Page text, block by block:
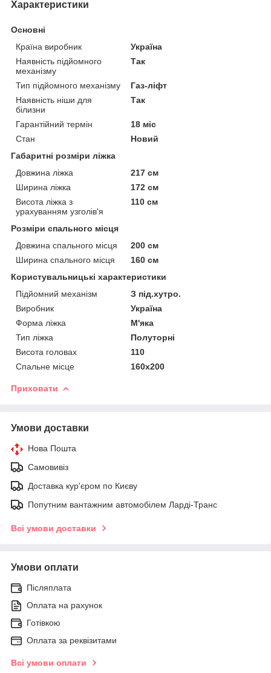
Характеристики
Основні
Країна виробник
Україна
Наявність підйомного
механізму
Так
Тип підйомного механізму
Газ-ліфт
Наявність ніши для
білизни
Так
Гарантійний термін
18 міс
Стан
Новий
Габаритні розміри ліжка
Довжина ліжка
217 см
Ширина ліжка
172 см
Висота ліжка з
урахуванням узголів'я
110 см
Розміри спального місця
Довжина спального місця
200 см
Ширина спального місця
160 см
Користувальницькі характеристики
Підйомний механізм
З під.хутро.
Виробник
Україна
Форма ліжка
М'яка
Тип ліжка
Полуторні
Висота головах
110
Спальне місце
160x200
Приховати
Умови доставки
Нова Пошта
Самовивіз
Доставка кур'єром по Києву
Попутним вантажним автомобілем Ларді-Транс
Всі умови доставки
Умови оплати
Післяплата
Оплата на рахунок
Готівкою
Оплата за реквізитами
Всі умови оплати